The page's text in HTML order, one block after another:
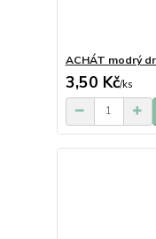
ACHÁT modrý
3,50 Kč/ks